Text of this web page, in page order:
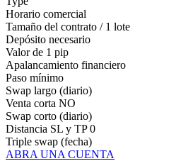
Horario comercial
Tamaño del contrato / 1 lote
Depósito necesario
Valor de 1 pip
Apalancamiento financiero
Paso mínimo
Swap largo (diario)
Venta corta NO
Swap corto (diario)
Distancia SL y TP 0
Triple swap (fecha)
ABRA UNA CUENTA